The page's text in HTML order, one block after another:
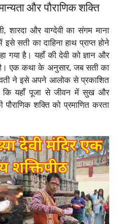
और पौराणिक शक्ति
शारदा और वाग्देवी का संगम माना
सती का दाहिना हाथ प्राप्त होने
गया है। यहाँ की देवी को ज्ञान और
है। एक कथा के अनुसार, जब सती का
ने इसे अपने आलोक से प्रकाशित
कि यहाँ पूजा से जीवन में सुख और
शक्ति को प्रमाणित करता